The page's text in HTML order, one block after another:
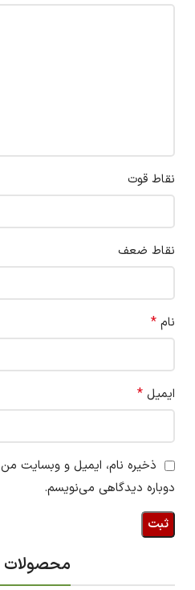
نقاط قوت
نقاط ضعف
نام *
ایمیل *
ذخیره نام، ایمیل و وبسایت من
دوباره دیدگاهی می‌نویسم.
محصولات